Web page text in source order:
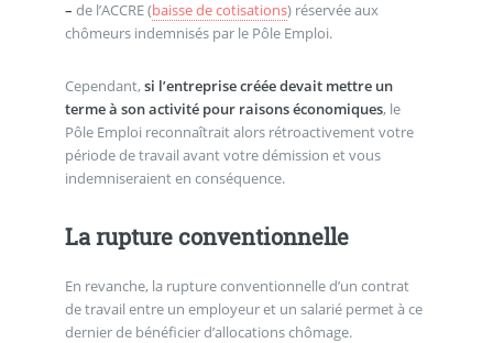
– de l’ACCRE (baisse de cotisations) réservée aux
chômeurs indemnisés par le Pôle Emploi.
Cependant, si l’entreprise créée devait mettre un
terme à son activité pour raisons économiques, le
Pôle Emploi reconnaîtrait alors rétroactivement votre
période de travail avant votre démission et vous
indemniseraient en conséquence.
La rupture conventionnelle
En revanche, la rupture conventionnelle d’un contrat
de travail entre un employeur et un salarié permet à ce
dernier de bénéficier d’allocations chômage.